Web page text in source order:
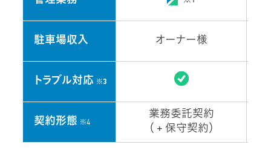
駐車場収入 オーナー様
トラブル対応 ※3
契約形態 ※4
業務委託契約
（ + 保守契約）